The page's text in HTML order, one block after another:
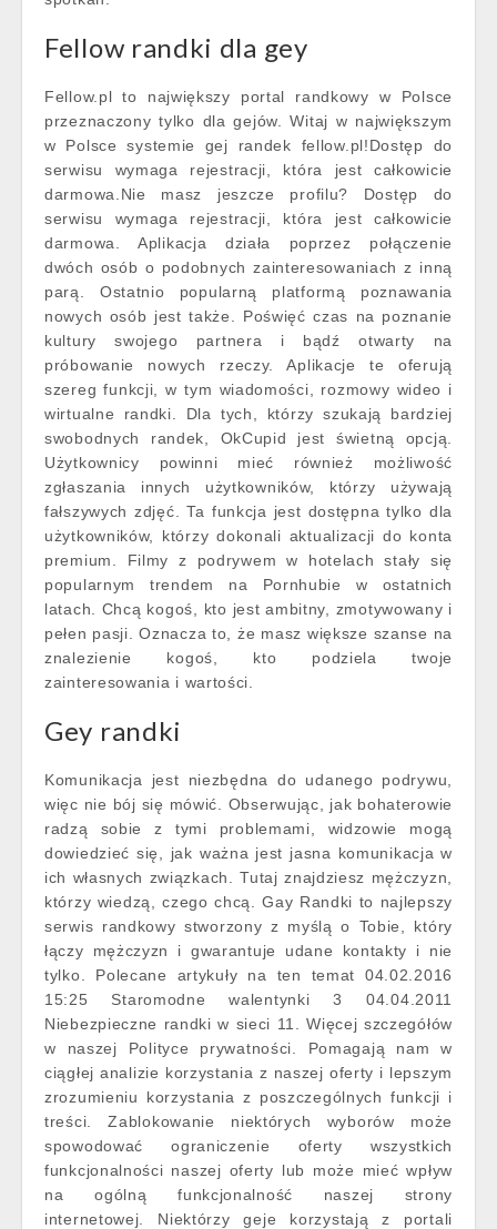
Fellow randki dla gey
Fellow.pl to największy portal randkowy w Polsce
przeznaczony tylko dla gejów. Witaj w największym
w Polsce systemie gej randek fellow.pl!Dostęp do
serwisu wymaga rejestracji, która jest całkowicie
darmowa.Nie masz jeszcze profilu? Dostęp do
serwisu wymaga rejestracji, która jest całkowicie
darmowa. Aplikacja działa poprzez połączenie
dwóch osób o podobnych zainteresowaniach z inną
parą. Ostatnio popularną platformą poznawania
nowych osób jest także. Poświęć czas na poznanie
kultury swojego partnera i bądź otwarty na
próbowanie nowych rzeczy. Aplikacje te oferują
szereg funkcji, w tym wiadomości, rozmowy wideo i
wirtualne randki. Dla tych, którzy szukają bardziej
swobodnych randek, OkCupid jest świetną opcją.
Użytkownicy powinni mieć również możliwość
zgłaszania innych użytkowników, którzy używają
fałszywych zdjęć. Ta funkcja jest dostępna tylko dla
użytkowników, którzy dokonali aktualizacji do konta
premium. Filmy z podrywem w hotelach stały się
popularnym trendem na Pornhubie w ostatnich
latach. Chcą kogoś, kto jest ambitny, zmotywowany i
pełen pasji. Oznacza to, że masz większe szanse na
znalezienie kogoś, kto podziela twoje
zainteresowania i wartości.
Gey randki
Komunikacja jest niezbędna do udanego podrywu,
więc nie bój się mówić. Obserwując, jak bohaterowie
radzą sobie z tymi problemami, widzowie mogą
dowiedzieć się, jak ważna jest jasna komunikacja w
ich własnych związkach. Tutaj znajdziesz mężczyzn,
którzy wiedzą, czego chcą. Gay Randki to najlepszy
serwis randkowy stworzony z myślą o Tobie, który
łączy mężczyzn i gwarantuje udane kontakty i nie
tylko. Polecane artykuły na ten temat 04.02.2016
15:25 Staromodne walentynki 3 04.04.2011
Niebezpieczne randki w sieci 11. Więcej szczegółów
w naszej Polityce prywatności. Pomagają nam w
ciągłej analizie korzystania z naszej oferty i lepszym
zrozumieniu korzystania z poszczególnych funkcji i
treści. Zablokowanie niektórych wyborów może
spowodować ograniczenie oferty wszystkich
funkcjonalności naszej oferty lub może mieć wpływ
na ogólną funkcjonalność naszej strony
internetowej. Niektórzy geje korzystają z portali